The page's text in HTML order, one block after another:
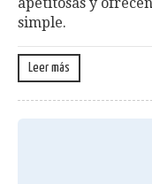
simple.
Leer más